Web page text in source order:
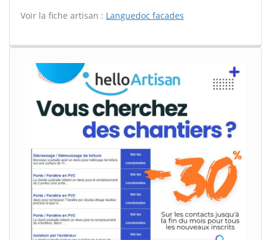
Voir la fiche artisan : Languedoc facades